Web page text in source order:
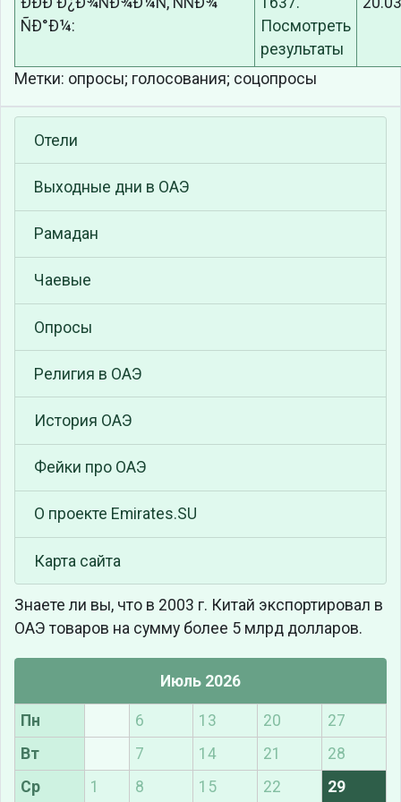
ÑÐ°Ð¼:
Метки: опросы; голосования; соцопросы
Отели
Выходные дни в ОАЭ
Рамадан
Чаевые
Опросы
Религия в ОАЭ
История ОАЭ
Фейки про ОАЭ
О проекте Emirates.SU
Карта сайта
Знаете ли вы, что в 2003 г. Китай экспортировал в
ОАЭ товаров на сумму более 5 млрд долларов.
Июль 2026
Пн 6 13 20
27
Вт
7 14 21
28
Ср
1 8 15 22 29